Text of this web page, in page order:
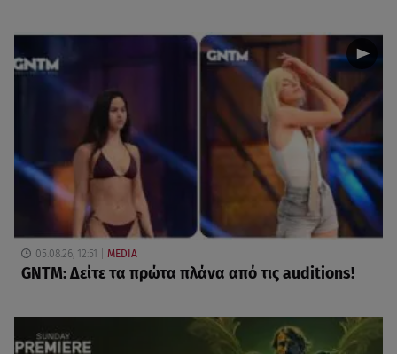
05.08.26, 12:51 MEDIA
GNTM: Δείτε τα πρώτα πλάνα από τις auditions!